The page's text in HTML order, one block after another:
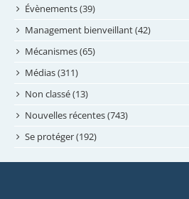
mai 2024
avril 2024
février 2024
janvier 2024
novembre 2023
octobre 2023
septembre 2023
Évènements (39)
Management bienveillant (42)
Mécanismes (65)
Médias (311)
Non classé (13)
Nouvelles récentes (743)
Se protéger (192)